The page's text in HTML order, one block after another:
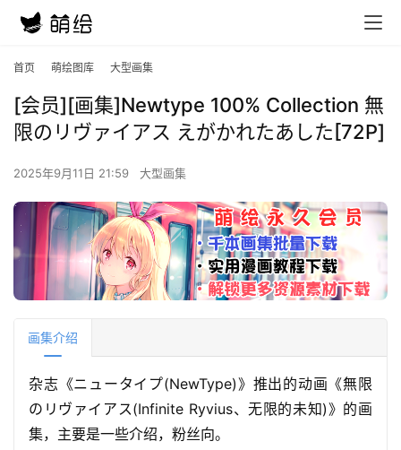
首页 萌绘图库 大型画集
[会员][画集]Newtype 100% Collection 無
限のリヴァイアス えがかれたあした[72P]
2025年9月11日 21:59 大型画集
画集介绍
杂志《ニュータイプ(NewType)》推出的动画《無限
のリヴァイアス(Infinite Ryvius、无限的未知)》的画
集，主要是一些介绍，粉丝向。